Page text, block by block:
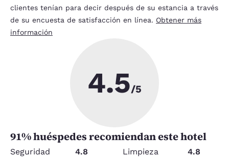
clientes tenían para decir después de su estancia a través
de su encuesta de satisfacción en línea. Obtener más
información
4.5/5
91% huéspedes recomiendan este hotel
Seguridad 4.8 Limpieza
4.8